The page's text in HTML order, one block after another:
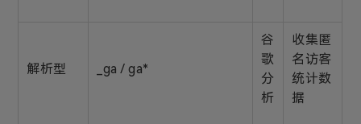
解析型 _ga / ga*
谷
歌
分
析
收集匿
名访客
统计数
据